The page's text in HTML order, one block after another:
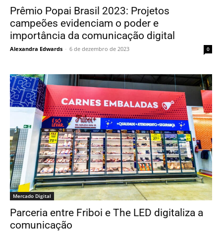
Prêmio Popai Brasil 2023: Projetos
campeões evidenciam o poder e
importância da comunicação digital
Alexandra Edwards - 6 de dezembro de 2023 0
Mercado Digital
Parceria entre Friboi e The LED digitaliza a
comunicação